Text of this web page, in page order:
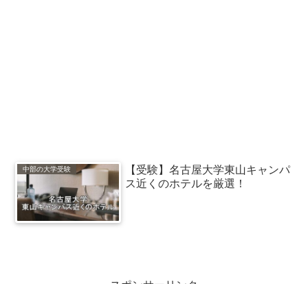
中部の大学受験
【受験】名古屋大学東山キャンパ
ス近くのホテルを厳選！